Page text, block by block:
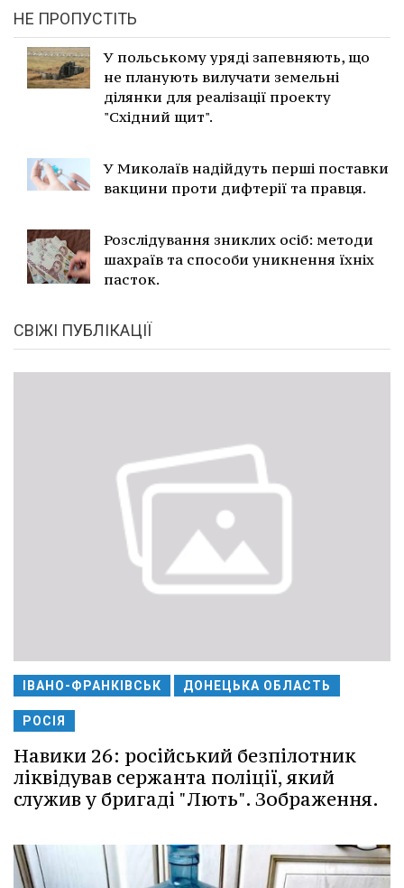
НЕ ПРОПУСТІТЬ
У польському уряді запевняють, що
не планують вилучати земельні
ділянки для реалізації проекту
"Східний щит".
У Миколаїв надійдуть перші поставки
вакцини проти дифтерії та правця.
Розслідування зниклих осіб: методи
шахраїв та способи уникнення їхніх
пасток.
СВІЖІ ПУБЛІКАЦІЇ
ІВАНО-ФРАНКІВСЬК ДОНЕЦЬКА ОБЛАСТЬ
РОСІЯ
Навики 26: російський безпілотник
ліквідував сержанта поліції, який
служив у бригаді "Лють". Зображення.